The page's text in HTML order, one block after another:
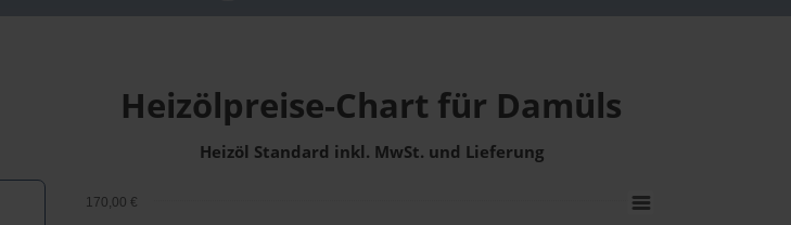
Heizölpreise-Chart für Damüls
Heizöl Standard inkl. MwSt. und Lieferung
170,00 €